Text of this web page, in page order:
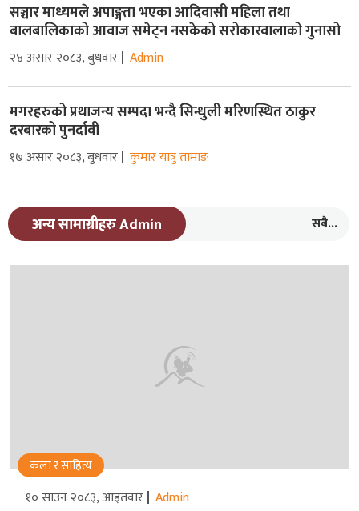
सञ्चार माध्यमले अपाङ्गता भएका आदिवासी महिला तथा
बालबालिकाको आवाज समेट्न नसकेको सरोकारवालाको गुनासो
२४ असार २०८३, बुधवार Admin
मगरहरुको प्रथाजन्य सम्पदा भन्दै सिन्धुली मरिणस्थित ठाकुर
दरबारको पुनर्दावी
१७ असार २०८३, बुधवार कुमार यात्रु तामाङ
अन्य सामाग्रीहरु Admin सबै...
कला र साहित्य
१० साउन २०८३, आइतवार Admin